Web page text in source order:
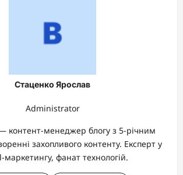
Стаценко Ярослав
Administrator
контент-менеджер блогу з 5-річним
захопливого контенту. Експерт у
фанат технологій.